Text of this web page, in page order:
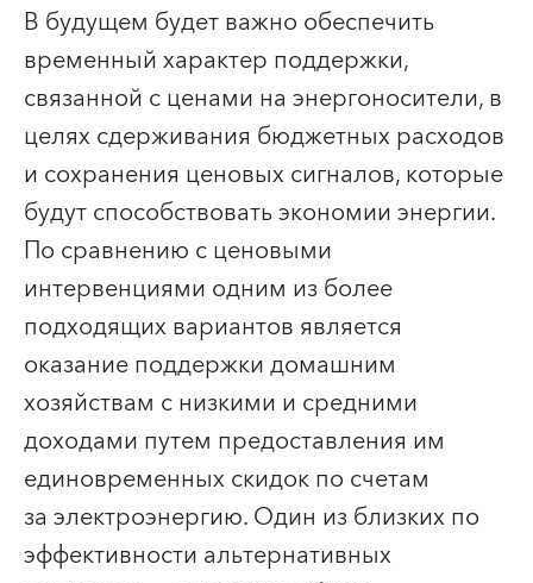
В будущем будет важно обеспечить
временный характер поддержки,
связанной с ценами на энергоносители, в
целях сдерживания бюджетных расходов
и сохранения ценовых сигналов, которые
будут способствовать экономии энергии.
По сравнению с ценовыми
интервенциями одним из более
подходящих вариантов является
оказание поддержки домашним
хозяйствам с низкими и средними
доходами путем предоставления им
единовременных скидок по счетам
за электроэнергию. Один из близких по
эффективности альтернативных